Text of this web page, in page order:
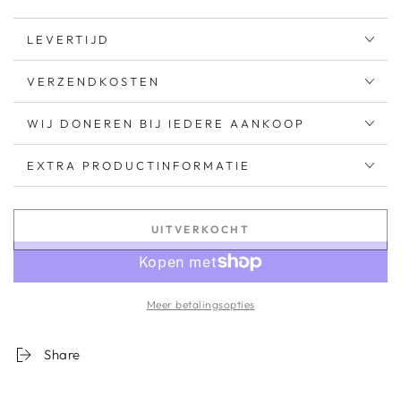
LEVERTIJD
VERZENDKOSTEN
WIJ DONEREN BIJ IEDERE AANKOOP
EXTRA PRODUCTINFORMATIE
UITVERKOCHT
Meer betalingsopties
Share